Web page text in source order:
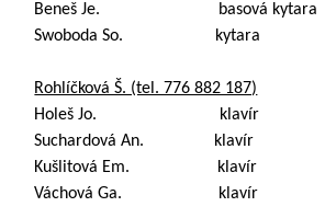
Beneš Je. basová kytara
Swoboda So. kytara
Rohlíčková Š. (tel. 776 882 187)
Holeš Jo. klavír
Suchardová An. klavír
Kušlitová Em. klavír
Váchová Ga. klavír